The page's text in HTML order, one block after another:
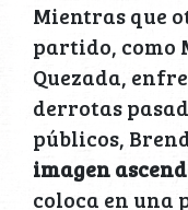
Mientras que
partido, como
Quezada,
derrotas
públicos,
imagen
coloca en una